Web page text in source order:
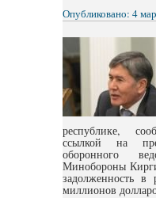
Опубликовано: 4
республике,
ссылкой на
оборонного
Минобороны
задолженность в
миллионов